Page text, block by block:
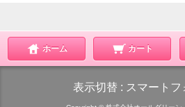
ホーム カート
表示切替 : スマートフ